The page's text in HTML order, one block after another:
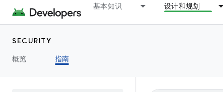
基本知识 设计和规划
SECURITY
概览
指南